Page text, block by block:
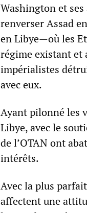
Washington et
renverser Assad
en Libye—où les
régime existant et
impérialistes
avec eux.
Ayant pilonné les
Libye, avec le
de l’OTAN ont
intérêts.
Avec la plus
affectent une